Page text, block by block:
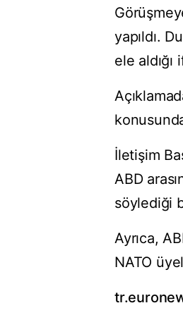
yapıldı.
ele aldığı
İletişim
ABD
söylediği
Ayrıca,
NATO